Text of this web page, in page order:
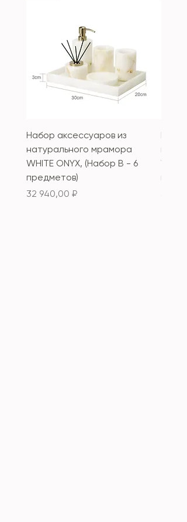
Набор аксессуаров из
натурального мрамора
WHITE ONYX, (Набор B - 6
предметов)
Price
32 940,00 ₽